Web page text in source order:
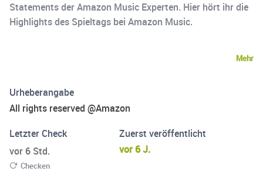
Statements der Amazon Music Experten. Hier hört ihr die
Highlights des Spieltags bei Amazon Music.
Mehr
Urheberangabe
All rights reserved @Amazon
Letzter Check
vor 6 Std.
Checken
Zuerst veröffentlicht
vor 6 J.